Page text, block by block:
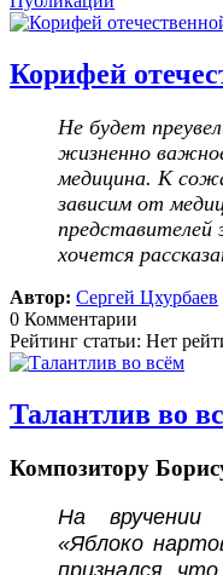
Корифей
Не будет
жизненно
медицина. К
зависим от
представителей
хочется
Автор: Сергей Цхурбаев
0 Комментарии
Рейтинг статьи: Нет
Талантлив во
Композитору
На вручении
«Яблоко